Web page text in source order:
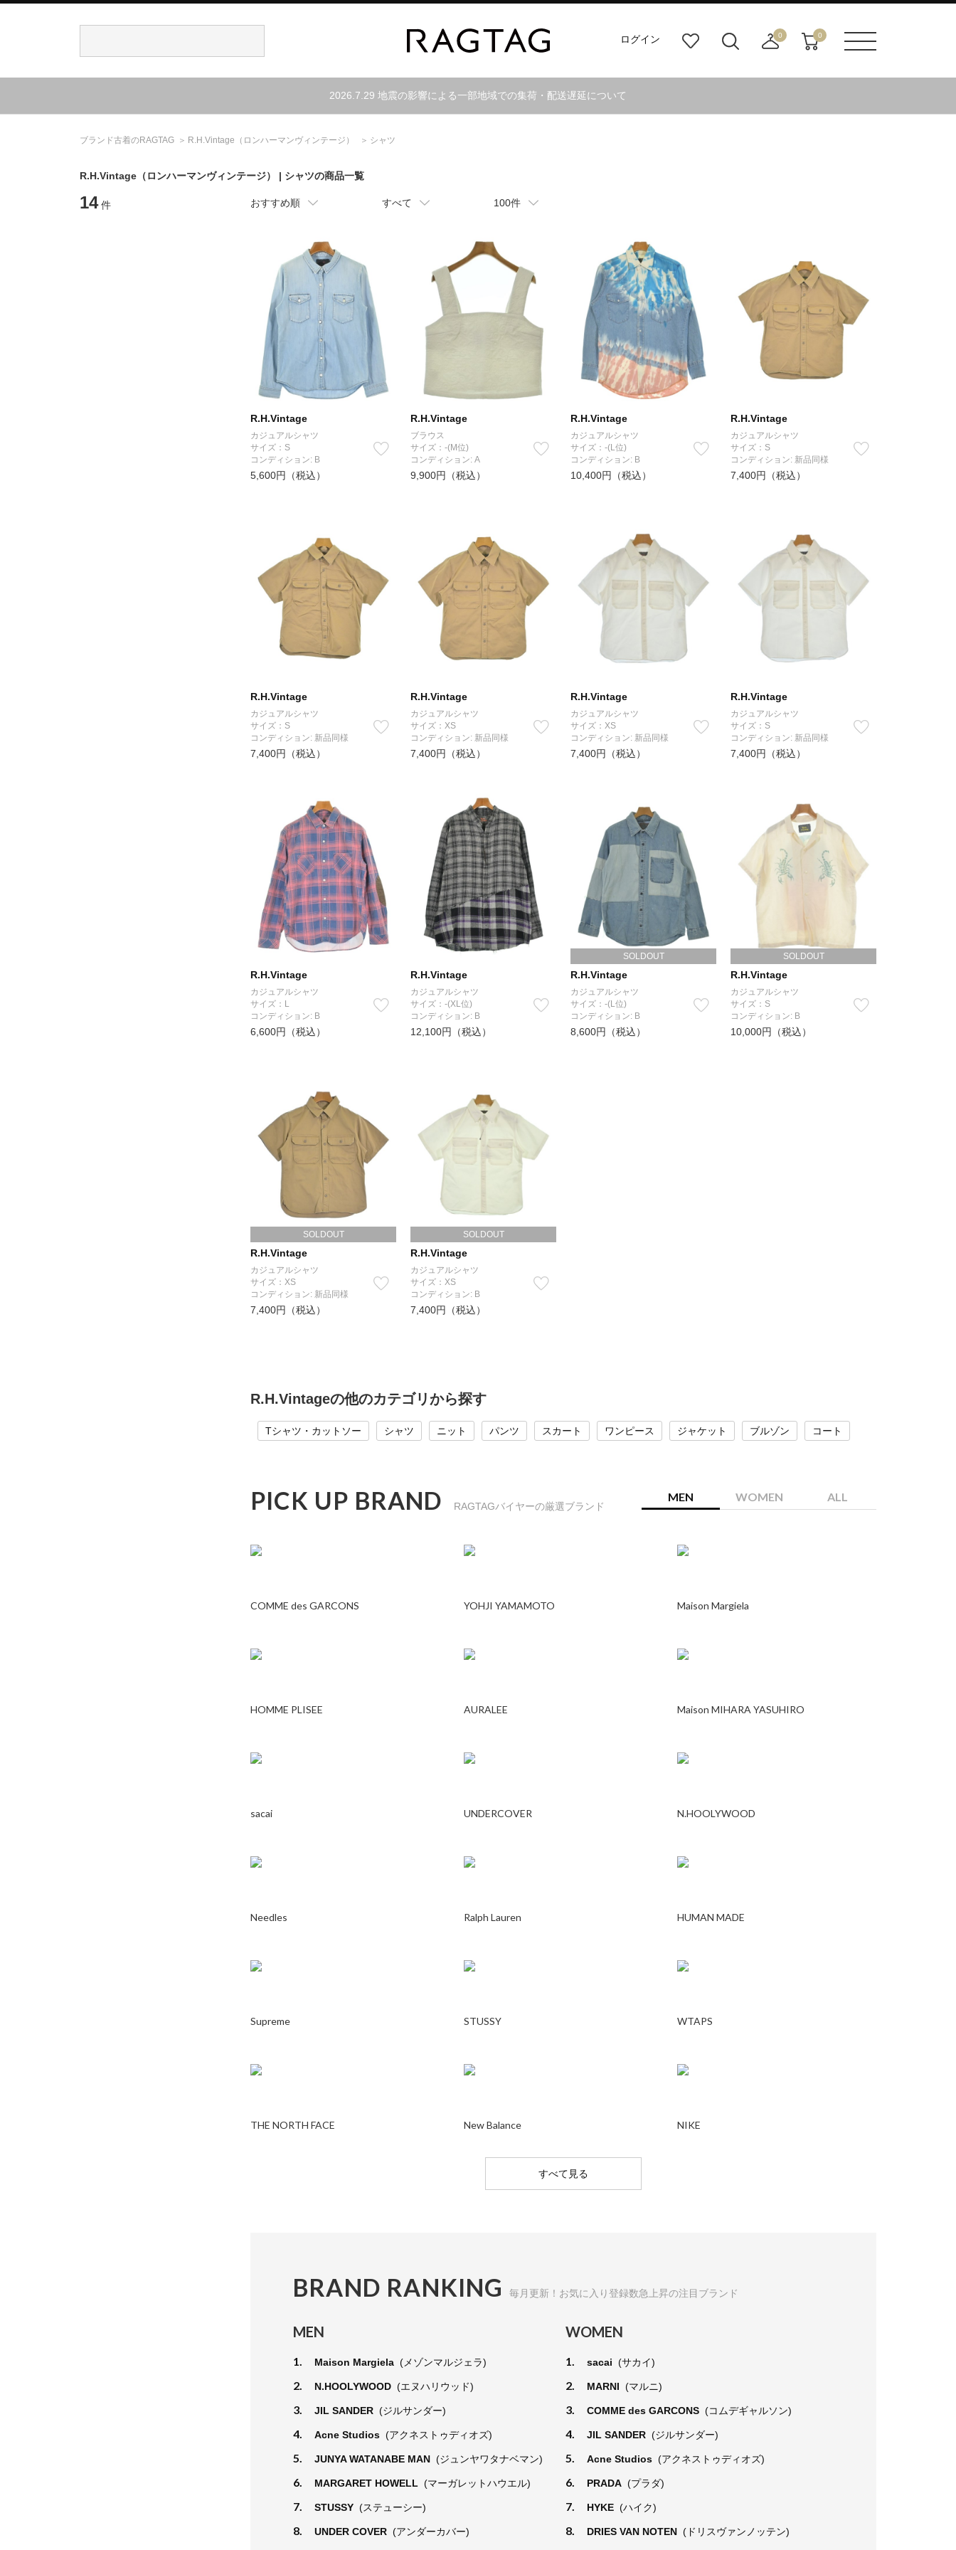
ログイン
り
ダ
0
寄
0
2026.7.29 地震の影響による一部地域での集荷・配送遅延について
ブランド古着のRAGTAG R.H.Vintage （ロンハーマンヴィンテージ） シャツ
R.H.Vintage （ロンハーマンヴィンテージ） | シャツの商品一覧
14 件 おすすめ順 すべて 100件
R.H.Vintage
カジュアルシャツ
サイズ：S
コンディション: B
5,600円（税込）
R.H.Vintage
ブラウス
サイズ：-(M位)
コンディション: A
9,900円（税込）
R.H.Vintage
カジュアルシャツ
サイズ：-(L位)
コンディション: B
10,400円（税込）
R.H.Vintage
カジュアルシャツ
サイズ：S
コンディション: 新品同様
7,400円（税込）
R.H.Vintage
カジュアルシャツ
サイズ：S
コンディション: 新品同様
7,400円（税込）
R.H.Vintage
カジュアルシャツ
サイズ：XS
コンディション: 新品同様
7,400円（税込）
R.H.Vintage
カジュアルシャツ
サイズ：XS
コンディション: 新品同様
7,400円（税込）
R.H.Vintage
カジュアルシャツ
サイズ：S
コンディション: 新品同様
7,400円（税込）
R.H.Vintage
カジュアルシャツ
サイズ：L
コンディション: B
6,600円（税込）
R.H.Vintage
カジュアルシャツ
サイズ：-(XL位)
コンディション: B
12,100円（税込）
SOLDOUT
R.H.Vintage
カジュアルシャツ
サイズ：-(L位)
コンディション: B
8,600円（税込）
SOLDOUT
R.H.Vintage
カジュアルシャツ
サイズ：S
コンディション: B
10,000円（税込）
SOLDOUT
R.H.Vintage
カジュアルシャツ
サイズ：XS
コンディション: 新品同様
7,400円（税込）
SOLDOUT
R.H.Vintage
カジュアルシャツ
サイズ：XS
コンディション: B
7,400円（税込）
R.H.Vintageの他のカテゴリから探す
Tシャツ・カットソー シャツ ニット パンツ スカート ワンピース ジャケット ブルゾン コート
PICK UP BRAND RAGTAGバイヤーの厳選ブランド
MEN WOMEN ALL
COMME des GARCONS YOHJI YAMAMOTO Maison Margiela
HOMME PLISEE AURALEE Maison MIHARA YASUHIRO
sacai UNDERCOVER N.HOOLYWOOD
Needles Ralph Lauren HUMAN MADE
Supreme STUSSY WTAPS
THE NORTH FACE New Balance NIKE
すべて見る
BRAND RANKING 毎月更新！お気に入り登録数急上昇の注目ブランド
MEN
1. Maison Margiela (メゾンマルジェラ)
2. N.HOOLYWOOD (エヌハリウッド)
3. JIL SANDER (ジルサンダー)
4. Acne Studios (アクネストゥディオズ)
5. JUNYA WATANABE MAN (ジュンヤワタナベマン)
6. MARGARET HOWELL (マーガレットハウエル)
7. STUSSY (ステューシー)
8. UNDER COVER (アンダーカバー)
WOMEN
1. sacai (サカイ)
2. MARNI (マルニ)
3. COMME des GARCONS (コムデギャルソン)
4. JIL SANDER (ジルサンダー)
5. Acne Studios (アクネストゥディオズ)
6. PRADA (プラダ)
7. HYKE (ハイク)
8. DRIES VAN NOTEN (ドリスヴァンノッテン)